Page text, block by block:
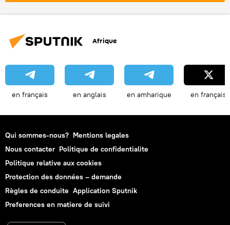
Afrique
en français en anglais en amharique en français
Qui sommes-nous? Mentions legales
Nous contacter Politique de confidentialite
Politique relative aux cookies
Protection des données – demande
Règles de conduite Application Sputnik
Preferences en matiere de suivi